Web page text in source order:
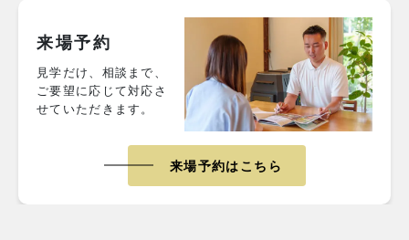
来場予約
見学だけ、相談まで、
ご要望に応じて対応さ
せていただきます。
来場予約はこちら